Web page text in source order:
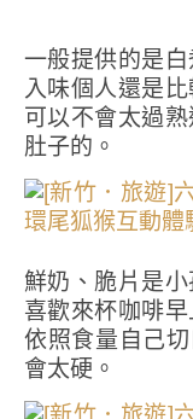
一般提供的是
入味個人還是
可以不會太過
肚子的。
鮮奶、脆片是
喜歡來杯咖啡
依照食量自己
會太硬。